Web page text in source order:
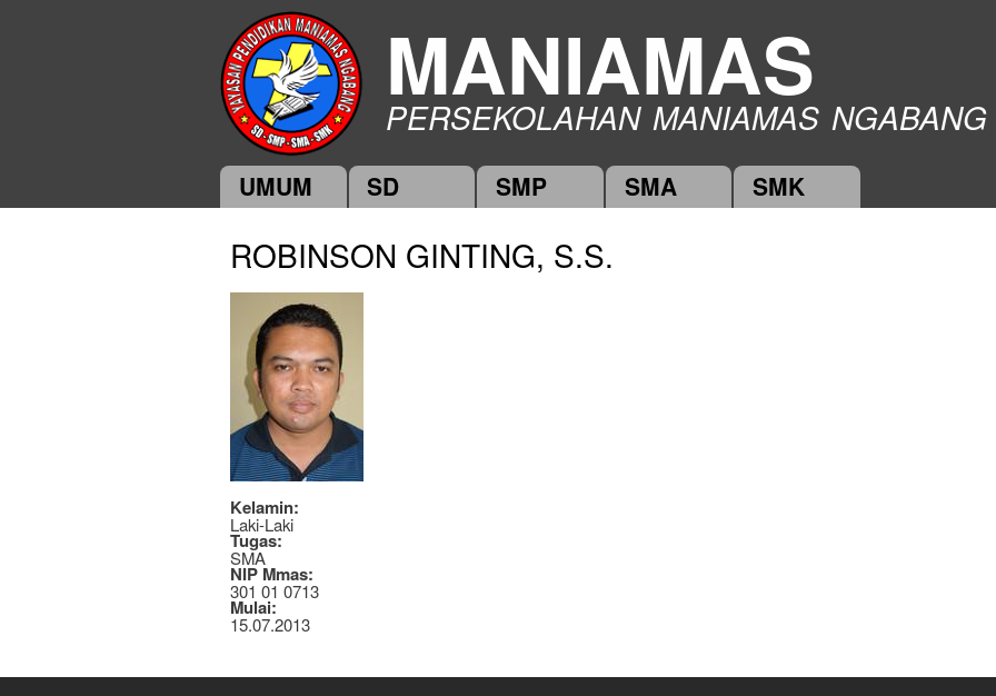
main
content
MANIAMAS
PERSEKOLAHAN MANIAMAS NGABANG
Main menu
UMUM SD SMP SMA SMK
ROBINSON GINTING, S.S.
Kelamin:
Laki-Laki
Tugas:
SMA
NIP Mmas:
301 01 0713
Mulai:
15.07.2013